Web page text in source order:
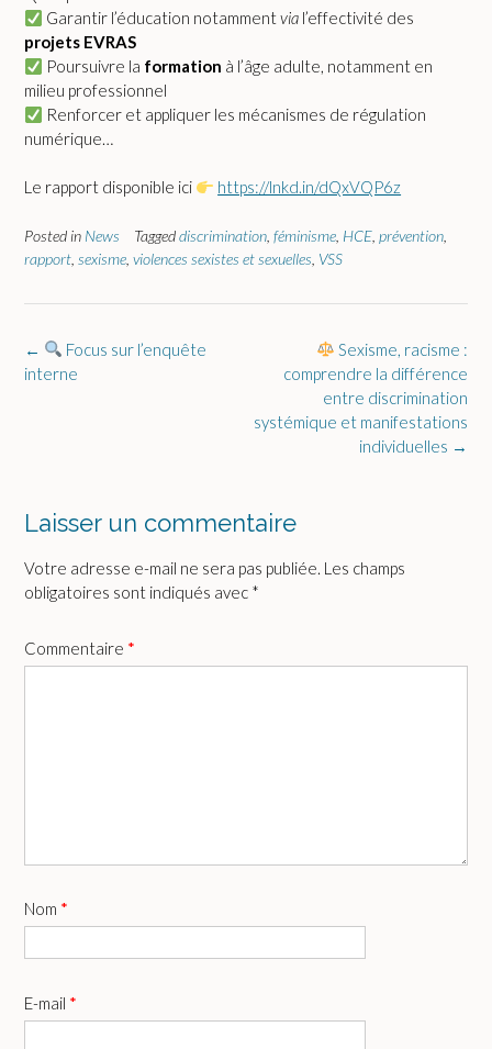
Garantir l’éducation notammentvia l’effectivité des
projets EVRAS
Poursuivre la formation à l’âge adulte, notamment en
milieu professionnel
Renforcer et appliquer les mécanismes de régulation
numérique…
Le rapport disponible ici https://lnkd.in/dQxVQP6z
Posted in News Taggeddiscrimination féminisme HCE prévention
rapport sexisme violences sexistes et sexuelles VSS
Post
navigation
Sexisme, racisme :
comprendre la différence
entre discrimination
systémique et manifestations
individuelles →
←
Focus sur l’enquête
interne
Laisser un commentaire
Votre adresse e-mail ne sera pas publiée. Les champs
obligatoires sont indiqués avec *
Commentaire *
Nom *
E-mail *